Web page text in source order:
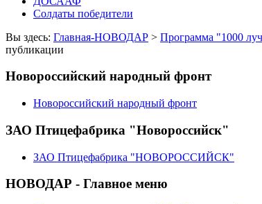
Солдаты победители
Вы здесь: Главная-НОВОДАР > Программа "1000
публикации
Новороссийский народный фронт
Новороссийский народный фронт
ЗАО Птицефабрика "Новороссийск"
ЗАО Птицефабрика "НОВОРОССИЙСК"
НОВОДАР - Главное меню